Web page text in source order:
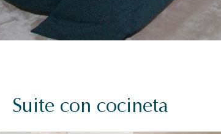
Suite con cocineta